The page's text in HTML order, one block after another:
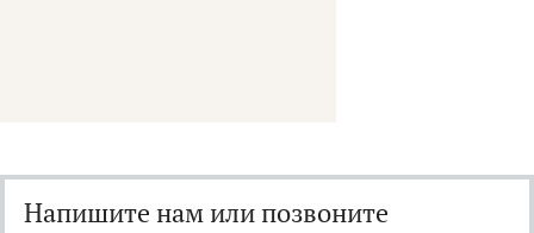
Напишите нам или позвоните